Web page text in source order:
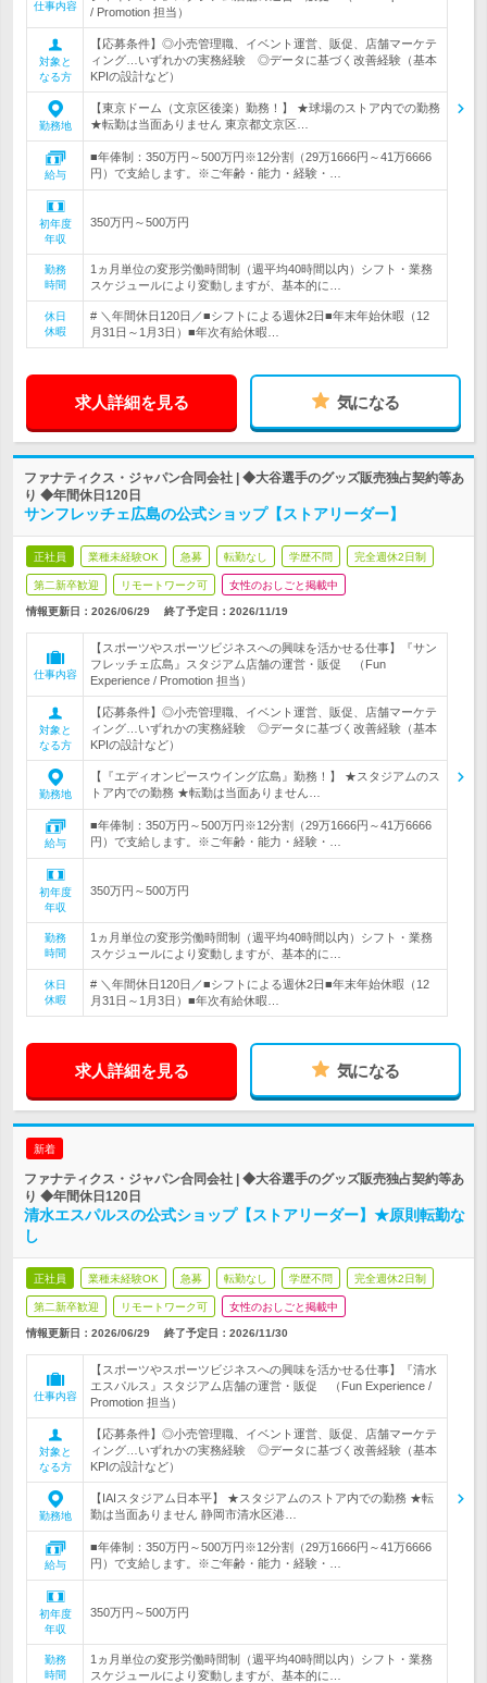
仕事内容
/ Promotion 担当）
対象と
なる方
【応募条件】◎小売管理職、イベント運営、販促、店舗マーケテ
ィング…いずれかの実務経験 ◎データに基づく改善経験（基本
KPIの設計など）
勤務地
【東京ドーム（文京区後楽）勤務！】 ★球場のストア内での勤務
★転勤は当面ありません 東京都文京区…
給与
■年俸制：350万円～500万円※12分割（29万1666円～41万6666
円）で支給します。※ご年齢・能力・経験・…
初年度
年収
350万円～500万円
勤務
時間
1ヵ月単位の変形労働時間制（週平均40時間以内）シフト・業務
スケジュールにより変動しますが、基本的に…
休日
休暇
# ＼年間休日120日／■シフトによる週休2日■年末年始休暇（12
月31日～1月3日）■年次有給休暇…
求人詳細を見る 気になる
ファナティクス・ジャパン合同会社 | ◆大谷選手のグッズ販売独占契約等あ
り ◆年間休日120日
サンフレッチェ広島の公式ショップ【ストアリーダー】
正社員 業種未経験OK 急募 転勤なし 学歴不問 完全週休2日制
第二新卒歓迎 リモートワーク可 女性のおしごと掲載中
情報更新日：2026/06/29 終了予定日： 2026/11/19
仕事内容
【スポーツやスポーツビジネスへの興味を活かせる仕事】『サン
フレッチェ広島』スタジアム店舗の運営・販促 （Fun
Experience / Promotion 担当）
対象と
なる方
【応募条件】◎小売管理職、イベント運営、販促、店舗マーケテ
ィング…いずれかの実務経験 ◎データに基づく改善経験（基本
KPIの設計など）
勤務地
【『エディオンピースウイング広島』勤務！】 ★スタジアムのス
トア内での勤務 ★転勤は当面ありません…
給与
■年俸制：350万円～500万円※12分割（29万1666円～41万6666
円）で支給します。※ご年齢・能力・経験・…
初年度
年収
350万円～500万円
勤務
時間
1ヵ月単位の変形労働時間制（週平均40時間以内）シフト・業務
スケジュールにより変動しますが、基本的に…
休日
休暇
# ＼年間休日120日／■シフトによる週休2日■年末年始休暇（12
月31日～1月3日）■年次有給休暇…
求人詳細を見る 気になる
新着
ファナティクス・ジャパン合同会社 | ◆大谷選手のグッズ販売独占契約等あ
り ◆年間休日120日
清水エスパルスの公式ショップ【ストアリーダー】★原則転勤な
し
正社員 業種未経験OK 急募 転勤なし 学歴不問 完全週休2日制
第二新卒歓迎 リモートワーク可 女性のおしごと掲載中
情報更新日：2026/06/29 終了予定日： 2026/11/30
仕事内容
【スポーツやスポーツビジネスへの興味を活かせる仕事】『清水
エスパルス』スタジアム店舗の運営・販促 （Fun Experience /
Promotion 担当）
対象と
なる方
【応募条件】◎小売管理職、イベント運営、販促、店舗マーケテ
ィング…いずれかの実務経験 ◎データに基づく改善経験（基本
KPIの設計など）
勤務地
【IAIスタジアム日本平】 ★スタジアムのストア内での勤務 ★転
勤は当面ありません 静岡市清水区港…
給与
■年俸制：350万円～500万円※12分割（29万1666円～41万6666
円）で支給します。※ご年齢・能力・経験・…
初年度
年収
350万円～500万円
勤務
時間
1ヵ月単位の変形労働時間制（週平均40時間以内）シフト・業務
スケジュールにより変動しますが、基本的に…